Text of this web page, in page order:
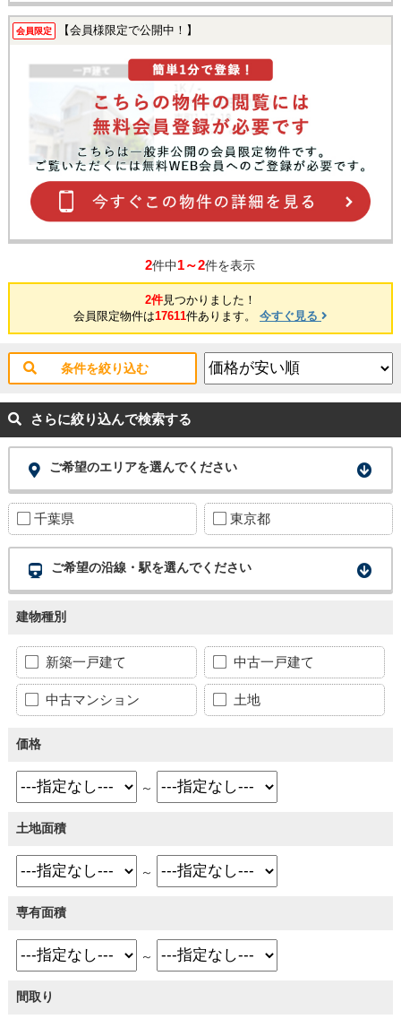
会員限定 【会員様限定で公開中！】
2件中1～2件を表示
2件見つかりました！
会員限定物件は17611件あります。 今すぐ見る
条件を絞り込む
さらに絞り込んで検索する
ご希望のエリアを選んでください
千葉県 東京都
ご希望の沿線・駅を選んでください
建物種別
新築一戸建て 中古一戸建て
中古マンション 土地
価格
～
土地面積
～
専有面積
～
間取り